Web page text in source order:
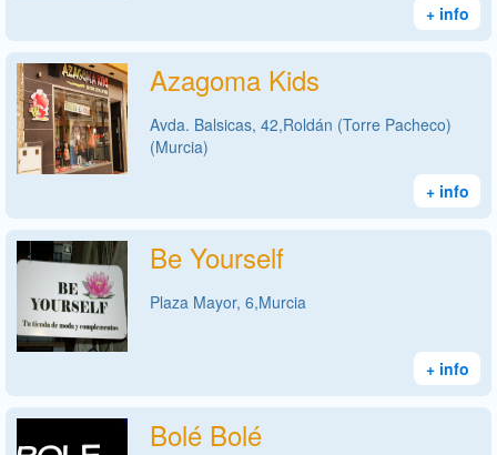
+ info
Azagoma Kids
Avda. Balsicas, 42,Roldán (Torre Pacheco)
(Murcia)
+ info
Be Yourself
Plaza Mayor, 6,Murcia
+ info
Bolé Bolé